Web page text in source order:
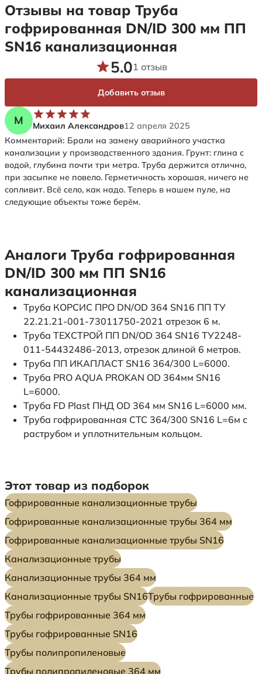
Отзывы на товар Труба
гофрированная DN/ID 300 мм ПП
SN16 канализационная
М Михаил Александров12 апреля 2025
Комментарий: Брали на замену аварийного участка
канализации у производственного здания. Грунт: глина с
водой, глубина почти три метра. Труба держится отлично,
при засыпке не повело. Герметичность хорошая, ничего не
сопливит. Всё село, как надо. Теперь в нашем пуле, на
следующие объекты тоже берём.
5.01 отзыв
Добавить отзыв
Аналоги Труба гофрированная
DN/ID 300 мм ПП SN16
канализационная
Труба КОРСИС ПРО DN/OD 364 SN16 ПП ТУ
22.21.21-001-73011750-2021 отрезок 6 м.
Труба ТЕХСТРОЙ ПП DN/OD 364 SN16 ТУ2248-
011-54432486-2013, отрезок длиной 6 метров.
Труба ПП ИКАПЛАСТ SN16 364/300 L=6000.
Труба PRO AQUA PROKAN OD 364мм SN16
L=6000.
Труба FD Plast ПНД OD 364 мм SN16 L=6000 мм.
Труба гофрированная СТС 364/300 SN16 L=6м с
раструбом и уплотнительным кольцом.
Этот товар из подборок
Гофрированные канализационные трубы
Гофрированные канализационные трубы 364 мм
Гофрированные канализационные трубы SN16
Канализационные трубы
Канализационные трубы 364 мм
Канализационные трубы SN16Трубы гофрированные
Трубы гофрированные 364 мм
Трубы гофрированные SN16
Трубы полипропиленовые
Трубы полипропиленовые 364 мм